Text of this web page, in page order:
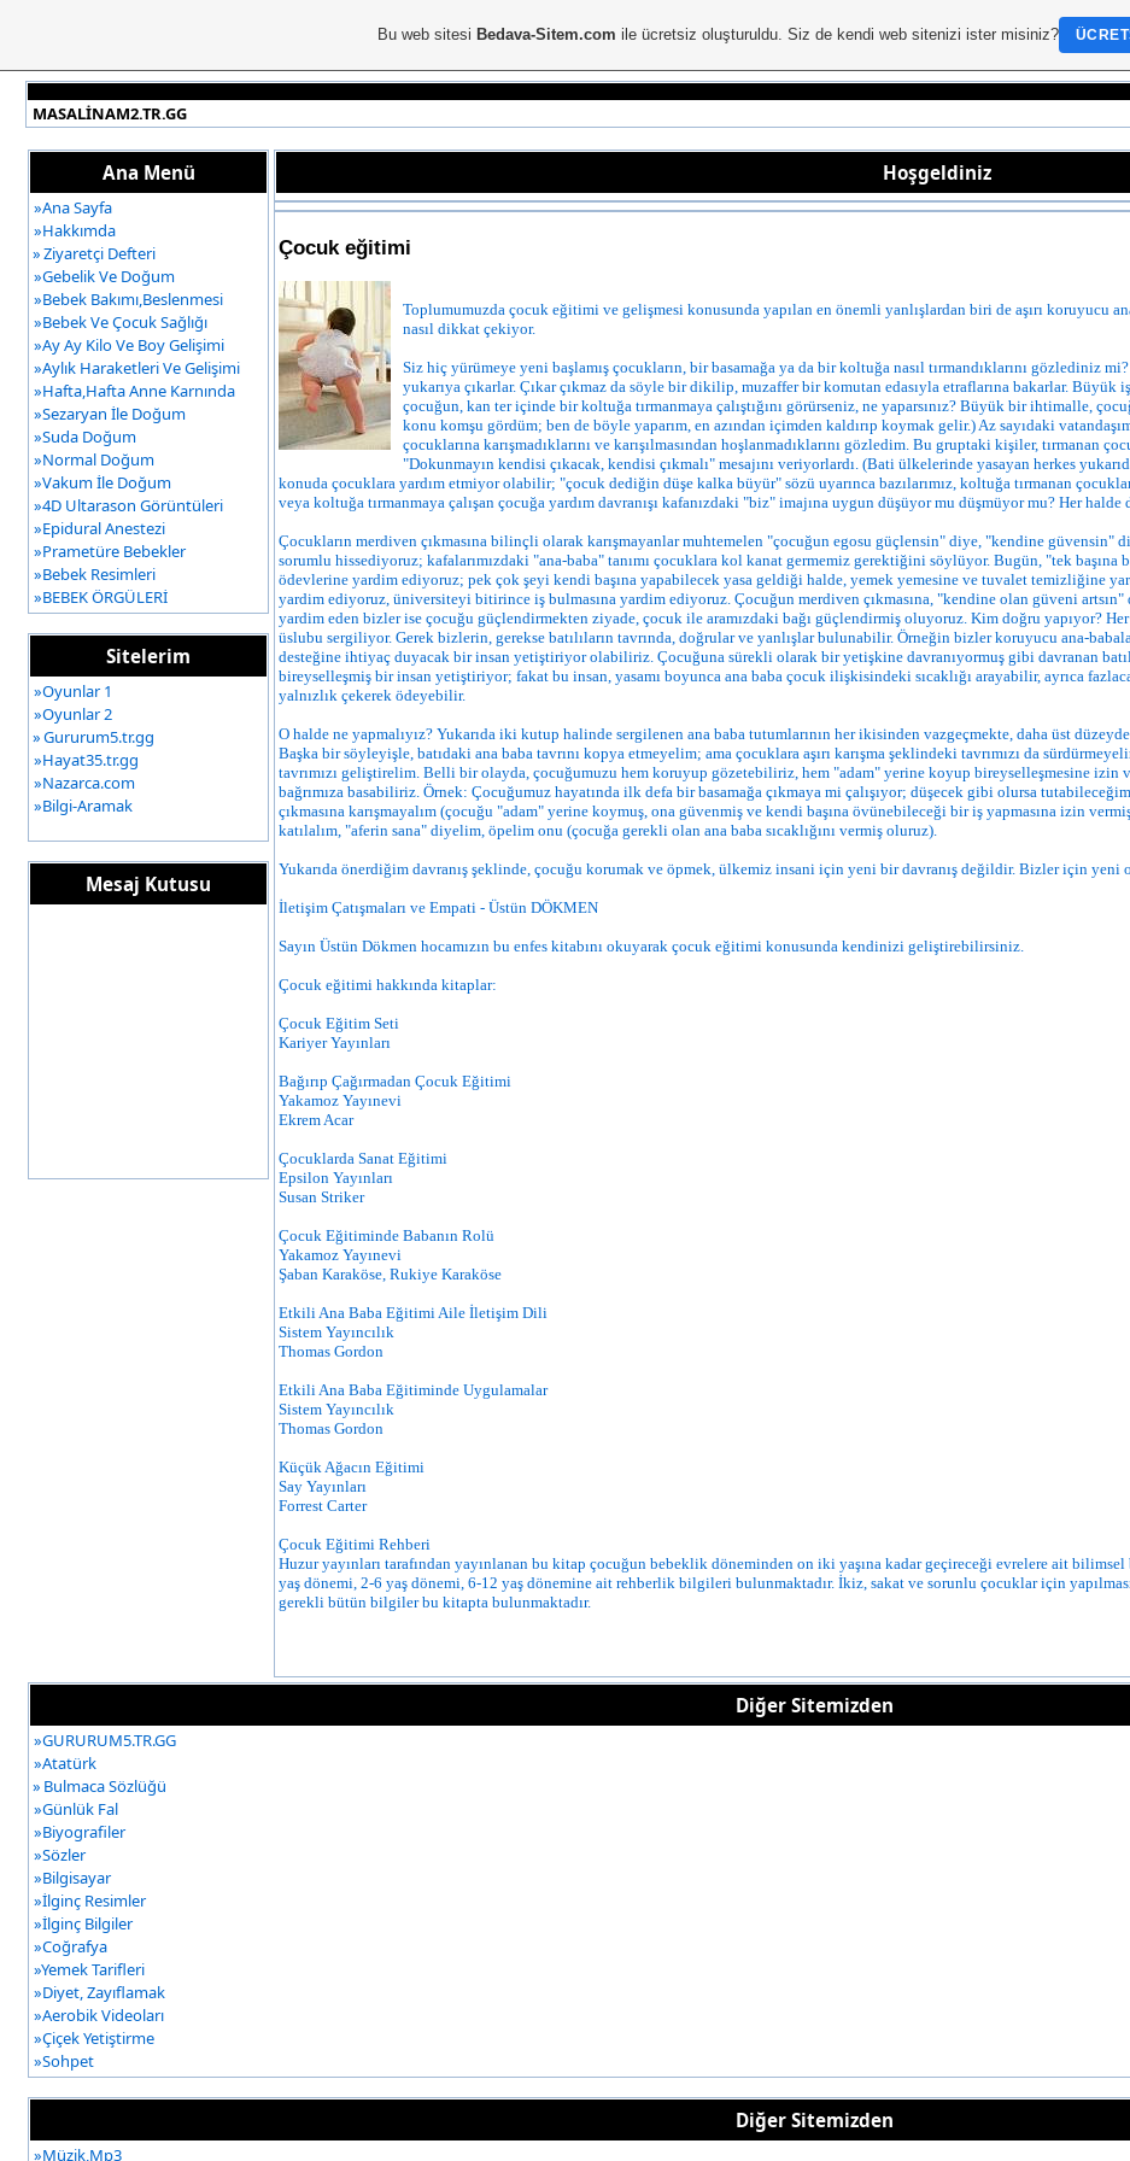
MASALİNAM2.TR.GG
Ana Menü
»Ana Sayfa
»Hakkımda
»Ziyaretçi Defteri
»Gebelik Ve Doğum
»Bebek Bakımı,Beslenmesi
»Bebek Ve Çocuk Sağlığı
»Ay Ay Kilo Ve Boy Gelişimi
»Aylık Haraketleri Ve Gelişimi
»Hafta,Hafta Anne Karnında
»Sezaryan İle Doğum
»Suda Doğum
»Normal Doğum
»Vakum İle Doğum
»4D Ultarason Görüntüleri
»Epidural Anestezi
»Prametüre Bebekler
»Bebek Resimleri
»BEBEK ÖRGÜLERİ
Sitelerim
»Oyunlar 1
»Oyunlar 2
»Gururum5.tr.gg
»Hayat35.tr.gg
»Nazarca.com
»Bilgi-Aramak
Mesaj Kutusu
Hoşgeldiniz
Çocuk eğitimi
Toplumumuzda çocuk eğitimi ve gelişmesi konusunda yapılan en önemli yanlışlardan biri de aşırı koruyucu
nasıl dikkat çekiyor.
Siz hiç yürümeye yeni başlamış çocukların, bir basamağa ya da bir koltuğa nasıl tırmandıklarını gözlediniz
yukarıya çıkarlar. Çıkar çıkmaz da söyle bir dikilip, muzaffer bir komutan edasıyla etraflarına bakarlar.
çocuğun, kan ter içinde bir koltuğa tırmanmaya çalıştığını görürseniz, ne yaparsınız? Büyük bir ihtimalle,
konu komşu gördüm; ben de böyle yaparım, en azından içimden kaldırıp koymak gelir.) Az sayıdaki
çocuklarına karışmadıklarını ve karışılmasından hoşlanmadıklarını gözledim. Bu gruptaki kişiler, tırmanan
"Dokunmayın kendisi çıkacak, kendisi çıkmalı" mesajını veriyorlardı. (Bati ülkelerinde yasayan herkes
konuda çocuklara yardım etmiyor olabilir; "çocuk dediğin düşe kalka büyür" sözü uyarınca bazılarımız, koltuğa tırmanan
veya koltuğa tırmanmaya çalışan çocuğa yardım davranışı kafanızdaki "biz" imajına uygun düşüyor mu düşmüyor mu? Her halde
Çocukların merdiven çıkmasına bilinçli olarak karışmayanlar muhtemelen "çocuğun egosu güçlensin" diye, "kendine
sorumlu hissediyoruz; kafalarımızdaki "ana-baba" tanımı çocuklara kol kanat germemiz gerektiğini söylüyor. Bugün, "tek başına
ödevlerine yardim ediyoruz; pek çok şeyi kendi başına yapabilecek yasa geldiği halde, yemek yemesine ve tuvalet temizliğine
yardim ediyoruz, üniversiteyi bitirince iş bulmasına yardim ediyoruz. Çocuğun merdiven çıkmasına, "kendine olan güveni
yardim eden bizler ise çocuğu güçlendirmekten ziyade, çocuk ile aramızdaki bağı güçlendirmiş oluyoruz. Kim doğru yapıyor?
üslubu sergiliyor. Gerek bizlerin, gerekse batılıların tavrında, doğrular ve yanlışlar bulunabilir. Örneğin bizler koruyucu ana-
desteğine ihtiyaç duyacak bir insan yetiştiriyor olabiliriz. Çocuğuna sürekli olarak bir yetişkine davranıyormuş gibi davranan
bireyselleşmiş bir insan yetiştiriyor; fakat bu insan, yasamı boyunca ana baba çocuk ilişkisindeki sıcaklığı arayabilir, ayrıca
yalnızlık çekerek ödeyebilir.
O halde ne yapmalıyız? Yukarıda iki kutup halinde sergilenen ana baba tutumlarının her ikisinden vazgeçmekte, daha üst
Başka bir söyleyişle, batıdaki ana baba tavrını kopya etmeyelim; ama çocuklara aşırı karışma şeklindeki tavrımızı da
tavrımızı geliştirelim. Belli bir olayda, çocuğumuzu hem koruyup gözetebiliriz, hem "adam" yerine koyup bireyselleşmesine izin
bağrımıza basabiliriz. Örnek: Çocuğumuz hayatında ilk defa bir basamağa çıkmaya mi çalışıyor; düşecek gibi olursa
çıkmasına karışmayalım (çocuğu "adam" yerine koymuş, ona güvenmiş ve kendi başına övünebileceği bir iş yapmasına izin
katılalım, "aferin sana" diyelim, öpelim onu (çocuğa gerekli olan ana baba sıcaklığını vermiş oluruz).
Yukarıda önerdiğim davranış şeklinde, çocuğu korumak ve öpmek, ülkemiz insani için yeni bir davranış değildir. Bizler için
İletişim Çatışmaları ve Empati - Üstün DÖKMEN
Sayın Üstün Dökmen hocamızın bu enfes kitabını okuyarak çocuk eğitimi konusunda kendinizi geliştirebilirsiniz.
Çocuk eğitimi hakkında kitaplar:
Çocuk Eğitim Seti
Kariyer Yayınları
Bağırıp Çağırmadan Çocuk Eğitimi
Yakamoz Yayınevi
Ekrem Acar
Çocuklarda Sanat Eğitimi
Epsilon Yayınları
Susan Striker
Çocuk Eğitiminde Babanın Rolü
Yakamoz Yayınevi
Şaban Karaköse, Rukiye Karaköse
Etkili Ana Baba Eğitimi Aile İletişim Dili
Sistem Yayıncılık
Thomas Gordon
Etkili Ana Baba Eğitiminde Uygulamalar
Sistem Yayıncılık
Thomas Gordon
Küçük Ağacın Eğitimi
Say Yayınları
Forrest Carter
Çocuk Eğitimi Rehberi
Huzur yayınları tarafından yayınlanan bu kitap çocuğun bebeklik döneminden on iki yaşına kadar geçireceği evrelere ait
yaş dönemi, 2-6 yaş dönemi, 6-12 yaş dönemine ait rehberlik bilgileri bulunmaktadır. İkiz, sakat ve sorunlu çocuklar için
gerekli bütün bilgiler bu kitapta bulunmaktadır.
Diğer Sitemizden
»GURURUM5.TR.GG
»Atatürk
» Bulmaca Sözlüğü
»Günlük Fal
»Biyografiler
»Sözler
»Bilgisayar
»İlginç Resimler
»İlginç Bilgiler
»Coğrafya
»Yemek Tarifleri
»Diyet, Zayıflamak
»Aerobik Videoları
»Çiçek Yetiştirme
»Sohpet
Diğer Sitemizden
»Müzik,Mp3
Bu web sitesi Bedava-Sitem.com ile ücretsiz oluşturuldu. Siz de kendi web sitenizi ister misiniz?